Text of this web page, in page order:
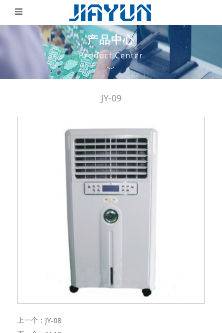
产品中心
Product Center
﹀
JY-09
上一个： JY-08